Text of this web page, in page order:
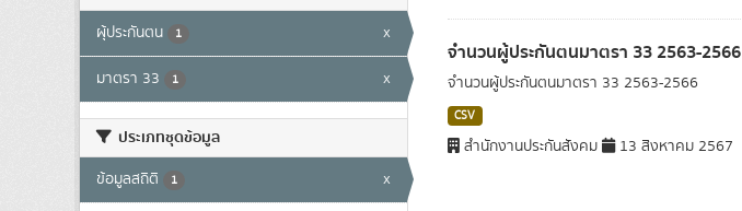
ผุ้ประกันตน 1 x
มาตรา 33 1 x
ประเภทชุดข้อมูล
ข้อมูลสถิติ 1 x
จำนวนผู้ประกันตนมาตรา 33 2563-2566
จำนวนผู้ประกันตนมาตรา 33 2563-2566
CSV
สำนักงานประกันสังคม 13 สิงหาคม 2567